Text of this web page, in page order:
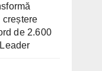
creștere
de 2.600